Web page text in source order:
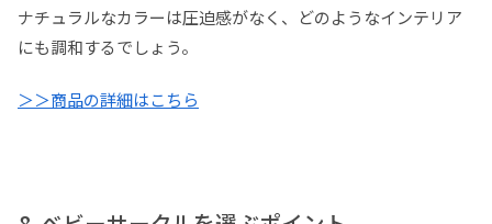
ナチュラルなカラーは圧迫感がなく、どのようなインテリア
にも調和するでしょう。
＞＞商品の詳細はこちら